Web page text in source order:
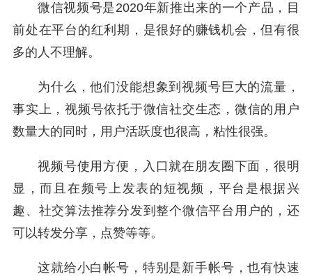
微信视频号是2020年新推出来的一个产品，目
前处在平台的红利期，是很好的赚钱机会，但有很
多的人不理解。
为什么，他们没能想象到视频号巨大的流量，
事实上，视频号依托于微信社交生态，微信的用户
数量大的同时，用户活跃度也很高，粘性很强。
视频号使用方便，入口就在朋友圈下面，很明
显，而且在频号上发表的短视频，平台是根据兴
趣、社交算法推荐分发到整个微信平台用户的，还
可以转发分享，点赞等等。
这就给小白帐号，特别是新手帐号，也有快速